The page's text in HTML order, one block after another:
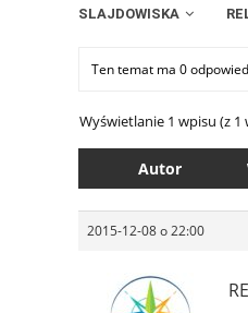
SLAJDOWISKA
Ten temat ma 0
Wyświetlanie 1 wpisu (z 1
Autor
2015-12-08 o 22:00